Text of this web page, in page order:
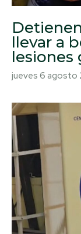
llevar a
lesiones
jueves 6 agosto